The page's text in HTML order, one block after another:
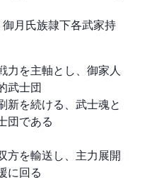
月氏族隷下各武家持
力を主軸とし、御家人
武士団
新を続ける、武士魂と
団である
方を輸送し、主力展開
に回る